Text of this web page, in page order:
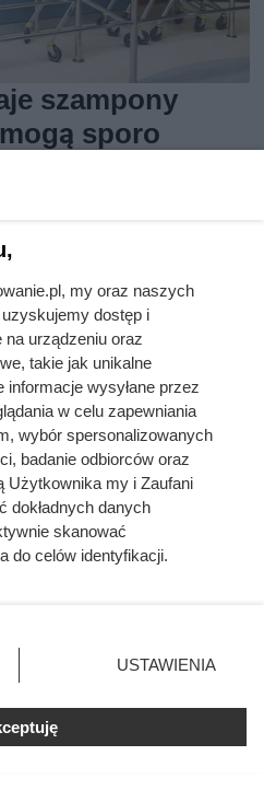
szampony
sporo
obowiązuje oferta i co
fasolkę bez
wyciągnęła z
wodnistą
my oraz naszych
dostęp i
urządzeniu oraz
takie jak unikalne
informacje wysyłane przez
w celu zapewniania
wybór spersonalizowanych
badanie odbiorców oraz
Użytkownika my i Zaufani
dokładnych danych
skanować
do celów identyfikacji.
ustawień prywatności
rogu strony
nie wymagają zgody
sprzeciwić się takiemu
miały zastosowania tylko
USTAWIENIA